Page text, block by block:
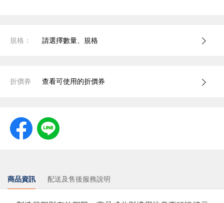
規格： 請選擇數量、規格
折價券 查看可使用的折價券
商品資訊 配送及售後服務說明